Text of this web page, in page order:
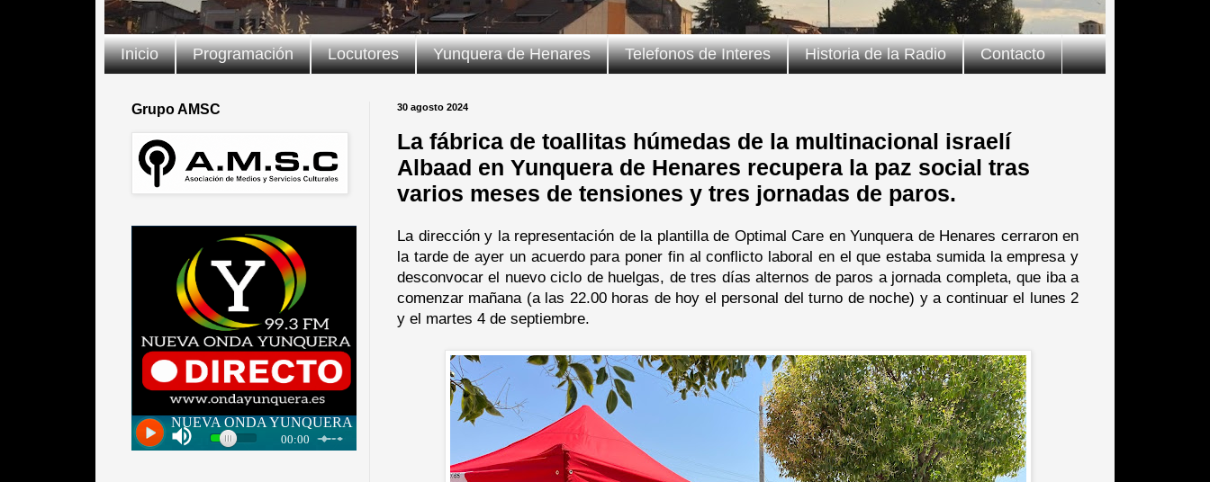
Inicio Programación Locutores Yunquera de Henares Telefonos de Interes Historia de la Radio Contacto
30 agosto 2024
La fábrica de toallitas húmedas de la multinacional israelí
Albaad en Yunquera de Henares recupera la paz social tras
varios meses de tensiones y tres jornadas de paros.
La dirección y la representación de la plantilla de Optimal Care en Yunquera de Henares cerraron en
la tarde de ayer un acuerdo para poner fin al conflicto laboral en el que estaba sumida la empresa y
desconvocar el nuevo ciclo de huelgas, de tres días alternos de paros a jornada completa, que iba a
comenzar mañana (a las 22.00 horas de hoy el personal del turno de noche) y a continuar el lunes 2
y el martes 4 de septiembre.
Grupo AMSC